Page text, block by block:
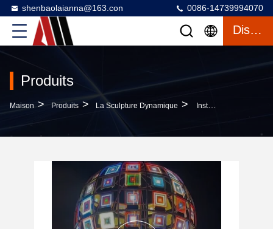
shenbaolaianna@163.con 0086-14739994070
Discuter
Produits
Maison > Produits > La Sculpture Dynamique > Installation Lumineuse Interactive Sur Le Web Pour Festivals De Lumière Internationaux, Sculpture Réseau Personnalisée À Grande Échelle Et Réactive